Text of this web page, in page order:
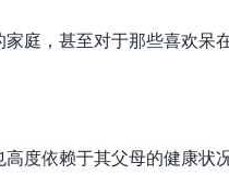
庭，甚至对于那些喜欢呆
度依赖于其父母的健康状况